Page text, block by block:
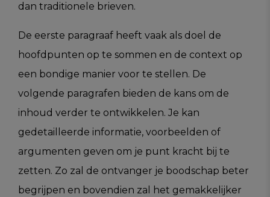
dan traditionele brieven.
De eerste paragraaf heeft vaak als doel de
hoofdpunten op te sommen en de context op
een bondige manier voor te stellen. De
volgende paragrafen bieden de kans om de
inhoud verder te ontwikkelen. Je kan
gedetailleerde informatie, voorbeelden of
argumenten geven om je punt kracht bij te
zetten. Zo zal de ontvanger je boodschap beter
begrijpen en bovendien zal het gemakkelijker